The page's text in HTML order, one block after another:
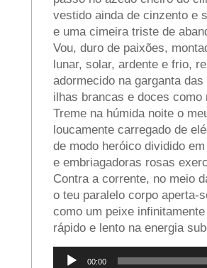
vestido ainda de cinzento e
e uma cimeira triste de
Vou, duro de paixões,
lunar, solar, ardente e frio,
adormecido na garganta das
ilhas brancas e doces como
Treme na húmida noite o
loucamente carregado de
de modo heróico dividido
e embriagadoras rosas
Contra a corrente, no meio
o teu paralelo corpo aperta-
como um peixe
rápido e lento na energia
Reprodutor
00:00